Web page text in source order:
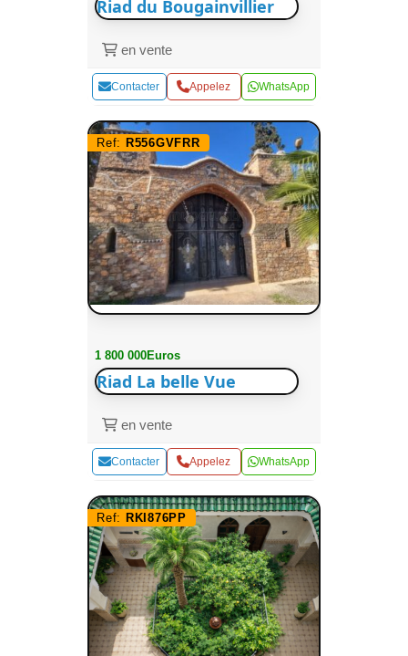
Riad du Bougainvillier
en vente
Contacter Appelez WhatsApp
Ref: R556GVFRR
1 800 000Euros
Riad La belle Vue
en vente
Contacter Appelez WhatsApp
Ref: RKI876PP